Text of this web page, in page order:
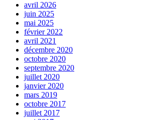
avril 2026
juin 2025
mai 2025
février 2022
avril 2021
décembre 2020
octobre 2020
septembre 2020
juillet 2020
janvier 2020
mars 2019
octobre 2017
juillet 2017